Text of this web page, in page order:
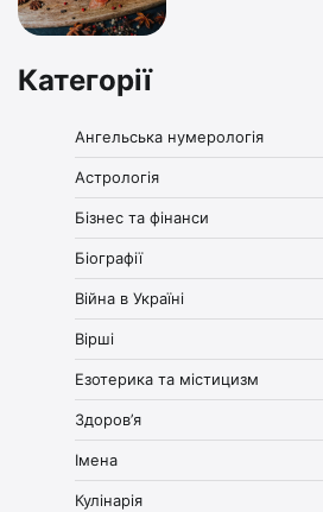
Категорії
Ангельська нумерологія
Астрологія
Бізнес та фінанси
Біографії
Війна в Україні
Вірші
Езотерика та містицизм
Здоров’я
Імена
Кулінарія